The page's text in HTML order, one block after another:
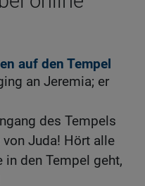
auf den Tempel
an Jeremia; er
des Tempels
von Juda! Hört alle
in den Tempel geht,